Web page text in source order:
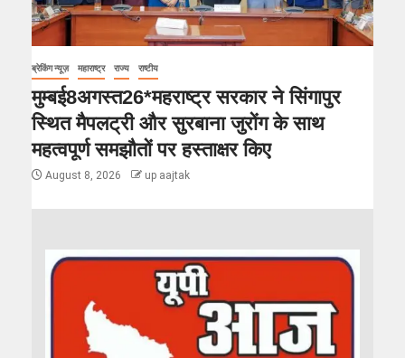
ब्रेकिंग न्यूज़ महाराष्ट्र राज्य राष्टीय
मुम्बई8अगस्त26*महराष्ट्र सरकार ने सिंगापुर
स्थित मैपलट्री और सुरबाना जुरोंग के साथ
महत्वपूर्ण समझौतों पर हस्ताक्षर किए
August 8, 2026 up aajtak